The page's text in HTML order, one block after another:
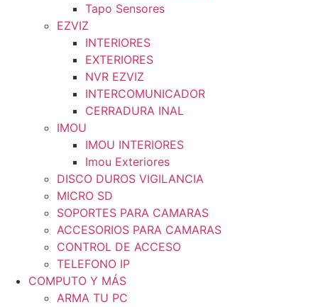
Tapo Sensores
EZVIZ
INTERIORES
EXTERIORES
NVR EZVIZ
INTERCOMUNICADOR
CERRADURA INAL
IMOU
IMOU INTERIORES
Imou Exteriores
DISCO DUROS VIGILANCIA
MICRO SD
SOPORTES PARA CAMARAS
ACCESORIOS PARA CAMARAS
CONTROL DE ACCESO
TELEFONO IP
COMPUTO Y MÁS
ARMA TU PC